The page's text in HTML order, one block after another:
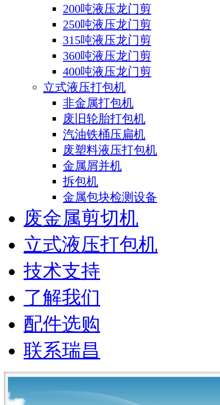
200吨液压龙门剪
250吨液压龙门剪
315吨液压龙门剪
360吨液压龙门剪
400吨液压龙门剪
立式液压打包机
非金属打包机
废旧轮胎打包机
汽油铁桶压扁机
废塑料液压打包机
金属屑并机
拆包机
金属包块检测设备
废金属剪切机
立式液压打包机
技术支持
了解我们
配件选购
联系瑞昌